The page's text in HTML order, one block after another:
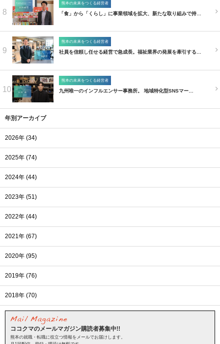
8
熊本の未来をつくる経営者
「食」から「くらし」に事業領域を拡大、新たな取り組みで持…
9
熊本の未来をつくる経営者
社員を信頼し任せる経営で急成長。福祉業界の発展を牽引する…
10
熊本の未来をつくる経営者
九州唯一のインフルエンサー事務所。 地域特化型SNSマー…
年別アーカイブ
2026年 (34)
2025年 (74)
2024年 (44)
2023年 (51)
2022年 (44)
2021年 (67)
2020年 (95)
2019年 (76)
2018年 (70)
ココクマのメールマガジン購読者募集中!!
熊本の就職・転職に役立つ情報をメールでお届けします。